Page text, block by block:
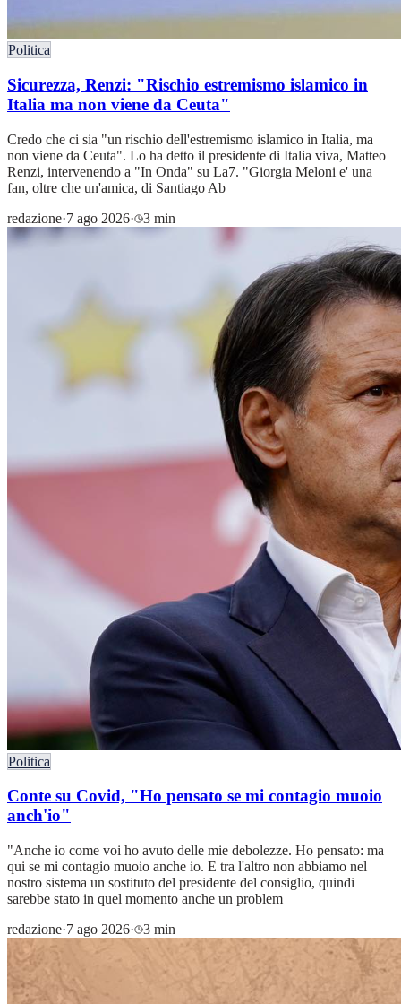
Politica
Sicurezza, Renzi: "Rischio estremismo islamico in
Italia ma non viene da Ceuta"
Credo che ci sia "un rischio dell'estremismo islamico in Italia, ma
non viene da Ceuta". Lo ha detto il presidente di Italia viva, Matteo
Renzi, intervenendo a "In Onda" su La7. "Giorgia Meloni e' una
fan, oltre che un'amica, di Santiago Ab
redazione·7 ago 2026· 3 min
Politica
Conte su Covid, "Ho pensato se mi contagio muoio
anch'io"
"Anche io come voi ho avuto delle mie debolezze. Ho pensato: ma
qui se mi contagio muoio anche io. E tra l'altro non abbiamo nel
nostro sistema un sostituto del presidente del consiglio, quindi
sarebbe stato in quel momento anche un problem
redazione·7 ago 2026· 3 min